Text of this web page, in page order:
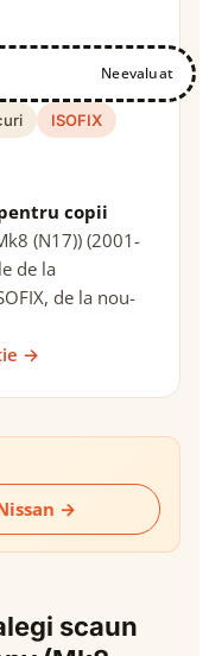
Neevaluat
ISOFIX
copii
(N17)) (2001-
de la
de la nou-
→
→
scaun